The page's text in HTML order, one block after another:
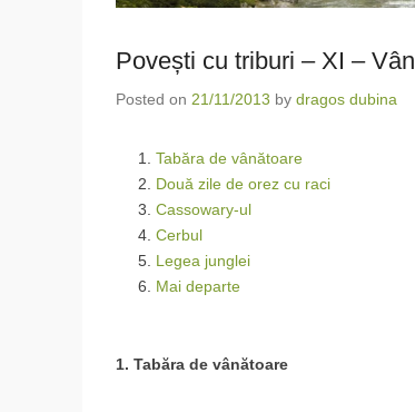
Povești cu triburi – XI –
Posted on 21/11/2013 by dragos dubina
Tabăra de vânătoare
Două zile de orez cu raci
Cassowary-ul
Cerbul
Legea junglei
Mai departe
1. Tabăra de vânătoare